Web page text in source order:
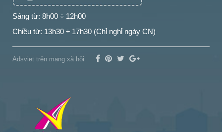
Sáng từ: 8h00 ÷ 12h00
Chiều từ: 13h30 ÷ 17h30 (Chỉ nghỉ ngày CN)
Adsviet trên mạng xã hội